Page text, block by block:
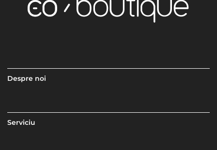
Despre noi
Serviciu